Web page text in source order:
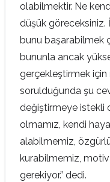
olabilmektir. Ne
düşük göreceksiniz.
bunu başarabilmek
bununla ancak
gerçekleştirmek için
sorulduğunda şu
değiştirmeye istekli
olmamız, kendi
alabilmemiz,
kurabilmemiz,
gerekiyor.” dedi.